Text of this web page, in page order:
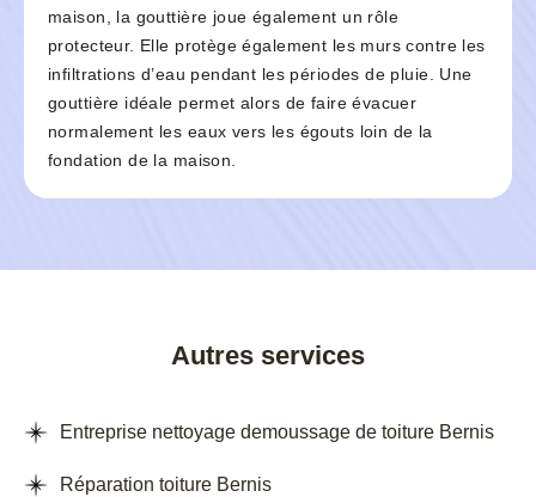
maison, la gouttière joue également un rôle
protecteur. Elle protège également les murs contre les
infiltrations d’eau pendant les périodes de pluie. Une
gouttière idéale permet alors de faire évacuer
normalement les eaux vers les égouts loin de la
fondation de la maison.
Autres services
Entreprise nettoyage demoussage de toiture Bernis
Réparation toiture Bernis